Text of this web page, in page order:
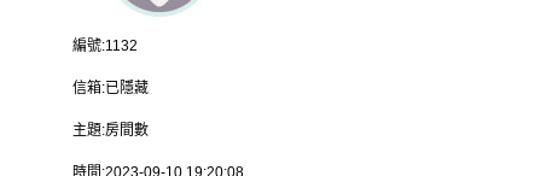
編號:1132
信箱:已隱藏
主題:房間數
時間:2023-09-10 19:20:08